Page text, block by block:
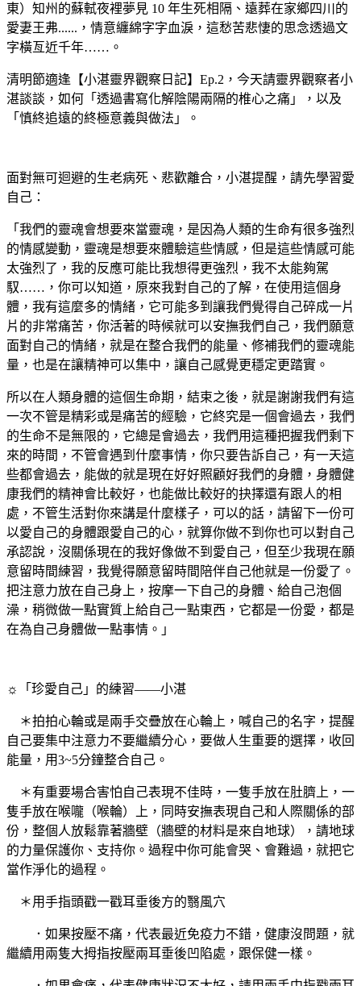
東）知州的蘇軾夜裡夢見 10 年生死相隔、遠葬在家鄉四川的
愛妻王弗......，情意纏綿字字血淚，這愁苦悲悽的思念透過文
字橫亙近千年……。
清明節適逢【小湛靈界觀察日記】Ep.2，今天請靈界觀察者小
湛談談，如何「透過書寫化解陰陽兩隔的椎心之痛」，以及
「慎終追遠的終極意義與做法」。
面對無可迴避的生老病死、悲歡離合，小湛提醒，請先學習愛
自己：
「我們的靈魂會想要來當靈魂，是因為人類的生命有很多強烈
的情感變動，靈魂是想要來體驗這些情感，但是這些情感可能
太強烈了，我的反應可能比我想得更強烈，我不太能夠駕
馭……，你可以知道，原來我對自己的了解，在使用這個身
體，我有這麼多的情緒，它可能多到讓我們覺得自己碎成一片
片的非常痛苦，你活著的時候就可以安撫我們自己，我們願意
面對自己的情緒，就是在整合我們的能量、修補我們的靈魂能
量，也是在讓精神可以集中，讓自己感覺更穩定更踏實。
所以在人類身體的這個生命期，結束之後，就是謝謝我們有這
一次不管是精彩或是痛苦的經驗，它終究是一個會過去，我們
的生命不是無限的，它總是會過去，我們用這種把握我們剩下
來的時間，不管會遇到什麼事情，你只要告訴自己，有一天這
些都會過去，能做的就是現在好好照顧好我們的身體，身體健
康我們的精神會比較好，也能做比較好的抉擇還有跟人的相
處，不管生活對你來講是什麼樣子，可以的話，請留下一份可
以愛自己的身體跟愛自己的心，就算你做不到你也可以對自己
承認說，沒關係現在的我好像做不到愛自己，但至少我現在願
意留時間練習，我覺得願意留時間陪伴自己他就是一份愛了。
把注意力放在自己身上，按摩一下自己的身體、給自己泡個
澡，稍微做一點實質上給自己一點東西，它都是一份愛，都是
在為自己身體做一點事情。」
☼「珍愛自己」的練習——小湛
＊拍拍心輪或是兩手交疊放在心輪上，喊自己的名字，提醒
自己要集中注意力不要繼續分心，要做人生重要的選擇，收回
能量，用3~5分鐘整合自己。
＊有重要場合害怕自己表現不佳時，一隻手放在肚臍上，一
隻手放在喉嚨（喉輪）上，同時安撫表現自己和人際關係的部
份，整個人放鬆靠著牆壁（牆壁的材料是來自地球），請地球
的力量保護你、支持你。過程中你可能會哭、會難過，就把它
當作淨化的過程。
＊用手指頭戳一戳耳垂後方的翳風穴
．如果按壓不痛，代表最近免疫力不錯，健康沒問題，就
繼續用兩隻大拇指按壓兩耳垂後凹陷處，跟保健一樣。